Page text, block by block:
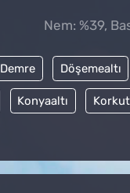
Nem: %39,
Demre Döşemealtı
Konyaaltı